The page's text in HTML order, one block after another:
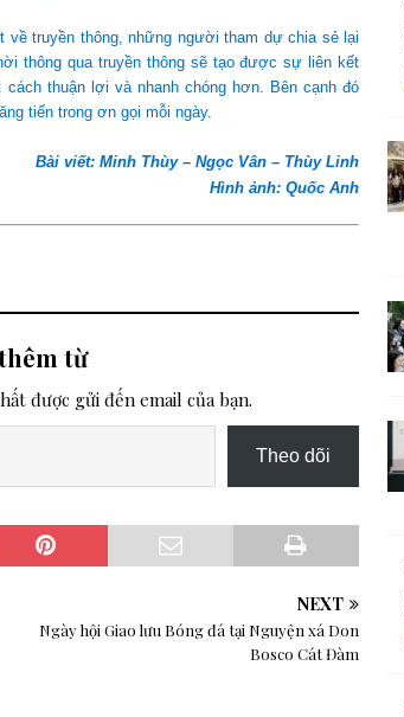
truyền thông, những người tham dự chia sẻ lại
thông qua truyền thông sẽ tạo được sự liên kết
thuận lợi và nhanh chóng hơn. Bên cạnh đó
tiến trong ơn gọi mỗi ngày.
Bài viết: Minh Thùy – Ngọc Vân – Thùy Linh
Hình ảnh: Quốc Anh
từ
được gửi đến email của bạn.
Theo dõi
NEXT
Ngày hội Giao lưu Bóng đá tại Nguyện xá Don
Bosco Cát Đàm